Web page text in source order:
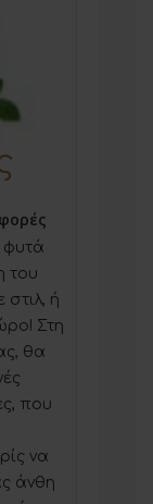
φυτά
του
στιλ, ή
Στη
θα
που
να
άνθη